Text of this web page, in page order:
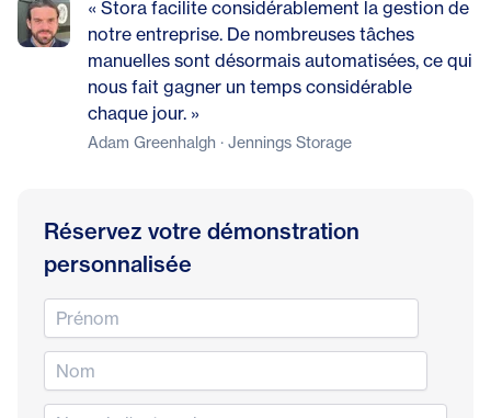
« Stora facilite considérablement la gestion de
notre entreprise. De nombreuses tâches
manuelles sont désormais automatisées, ce qui
nous fait gagner un temps considérable
chaque jour. »
Adam Greenhalgh · Jennings Storage
Réservez votre démonstration
personnalisée